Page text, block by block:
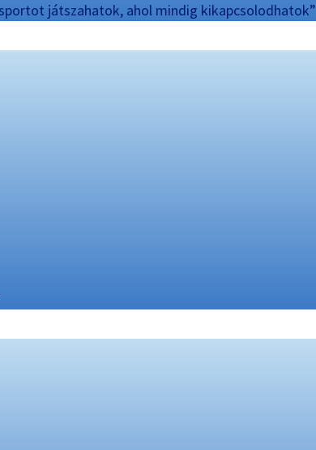
játszahatok, ahol mindig kikapcsolodhatok”